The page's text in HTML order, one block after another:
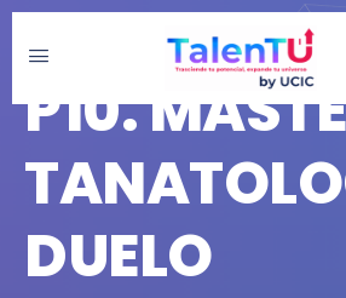
MÁSTER
P10.
DUELO